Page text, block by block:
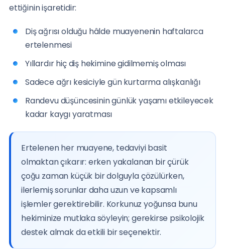
ettiğinin işaretidir:
Diş ağrısı olduğu hâlde muayenenin haftalarca
ertelenmesi
Yıllardır hiç diş hekimine gidilmemiş olması
Sadece ağrı kesiciyle gün kurtarma alışkanlığı
Randevu düşüncesinin günlük yaşamı etkileyecek
kadar kaygı yaratması
Ertelenen her muayene, tedaviyi basit
olmaktan çıkarır: erken yakalanan bir çürük
çoğu zaman küçük bir dolguyla çözülürken,
ilerlemiş sorunlar daha uzun ve kapsamlı
işlemler gerektirebilir. Korkunuz yoğunsa bunu
hekiminize mutlaka söyleyin; gerekirse psikolojik
destek almak da etkili bir seçenektir.